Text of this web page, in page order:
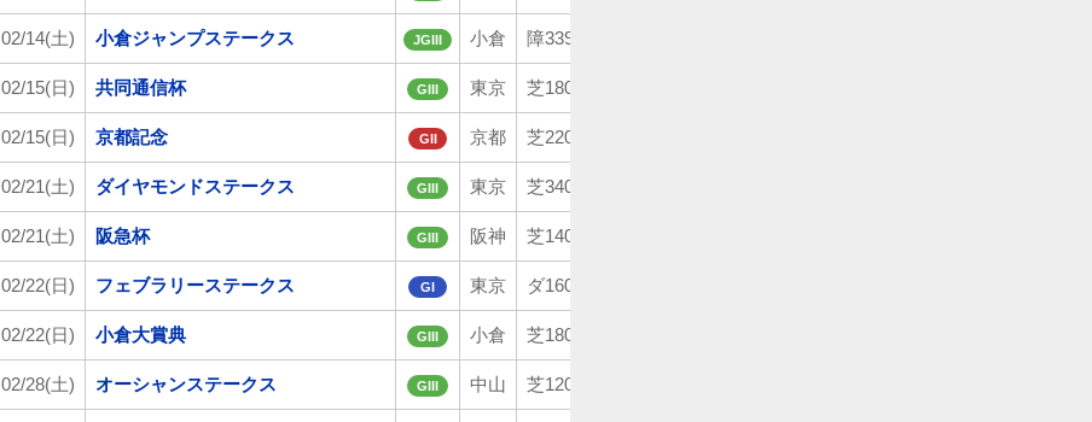
02/14(土) 小倉ジャンプステークス JGIII 小倉 障3390m
02/15(日) 共同通信杯 GIII 東京 芝1800m
02/15(日) 京都記念 GII 京都 芝2200m
02/21(土) ダイヤモンドステークス GIII 東京 芝3400m
02/21(土) 阪急杯 GIII 阪神 芝1400m
02/22(日) フェブラリーステークス GI 東京 ダ1600m
02/22(日) 小倉大賞典 GIII 小倉 芝1800m
02/28(土) オーシャンステークス GIII 中山 芝1200m